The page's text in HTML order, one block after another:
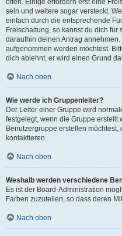
offen. Einige erfordern erst eine
sein und weitere sogar versteckt.
einfach durch die entsprechende
Freischaltung, so kannst du dich
daraufhin deinen Antrag
aufgenommen werden möchtest.
dich ablehnt, er wird einen Grund
Nach oben
Wie werde ich Gruppenleiter?
Der Leiter einer Gruppe wird
festgelegt, wenn die Gruppe erstellt
Benutzergruppe erstellen
kontaktieren.
Nach oben
Weshalb werden verschiedene
Es ist der Board-Administration
Farben zuzuteilen, so dass deren
Nach oben